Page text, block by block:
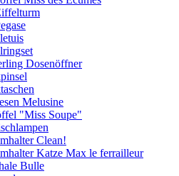
Dosenöffner
Melusine
"Miss Soupe"
Clean!
Katze Max le ferrailleur
Bulle